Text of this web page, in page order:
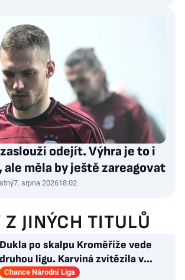
odejít. Výhra je to i
ale měla by ještě zareagovat
7. srpna 202618:02
JINÝCH TITULŮ
Dukla po skalpu Kroměříže vede
druhou ligu. Karviná zvítězila v
Prostějově, remíza Ústí
Chance Národní Liga